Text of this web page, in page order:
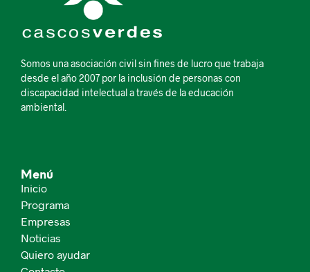
Somos una asociación civil sin fines de lucro que trabaja
desde el año 2007 por la inclusión de personas con
discapacidad intelectual a través de la educación
ambiental.
Menú
Inicio
Programa
Empresas
Noticias
Quiero ayudar